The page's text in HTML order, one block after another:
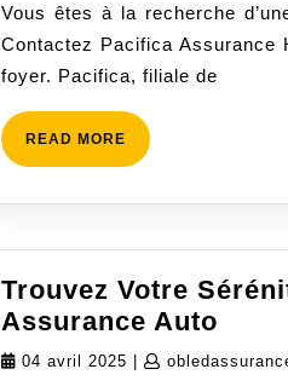
pour
Protéger
2025
Vous êtes à la recherche
Contactez Pacifica Assurance
foyer. Pacifica, filiale de
READ MORE READ
MORE
Trouvez Votre
Assurance Auto
Votre
04 avril 2025 04
|